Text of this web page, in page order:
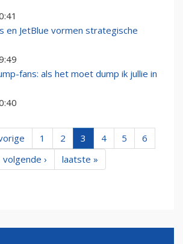
en JetBlue vormen strategische
fans: als het moet dump ik jullie in
1 2 3 4 5
6
volgende › laatste »